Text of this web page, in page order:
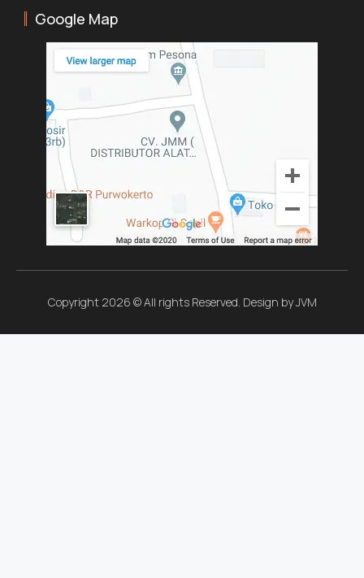
Google Map
Copyright 2026 © All rights Reserved. Design by JVM